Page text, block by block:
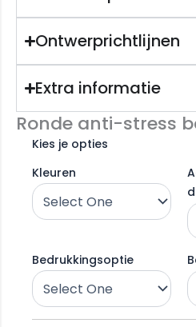
Ontwerprichtlijnen
Extra informatie
Ronde anti-stress
Kies je opties
Kleuren
Bedrukkingsoptie